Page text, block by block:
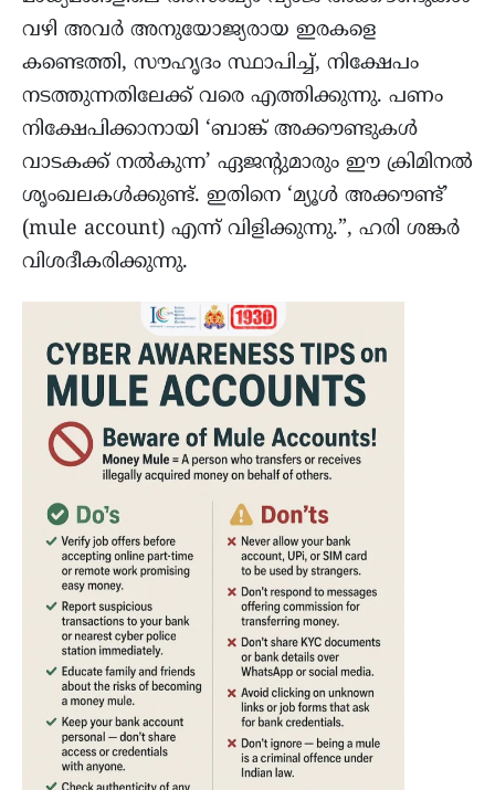
വഴി അവർ അനുയോജ്യരായ ഇരകളെ
കണ്ടെത്തി, സൗഹൃദം സ്ഥാപിച്ച്, നിക്ഷേപം
നടത്തുന്നതിലേക്ക് വരെ എത്തിക്കുന്നു. പണം
നിക്ഷേപിക്കാനായി ‘ബാങ്ക് അക്കൗണ്ടുകൾ
വാടകക്ക് നൽകുന്ന’ ഏജന്റുമാരും ഈ ക്രിമിനൽ
ശൃംഖലകൾക്കുണ്ട്. ഇതിനെ ‘മ്യൂൾ അക്കൗണ്ട്’
(mule account) എന്ന് വിളിക്കുന്നു.”, ഹരി ശങ്കർ
വിശദീകരിക്കുന്നു.